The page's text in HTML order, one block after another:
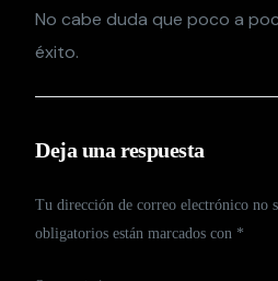
No cabe duda que poco a
éxito.
Deja una respuesta
Tu dirección de correo electrónico no
obligatorios están marcados con *